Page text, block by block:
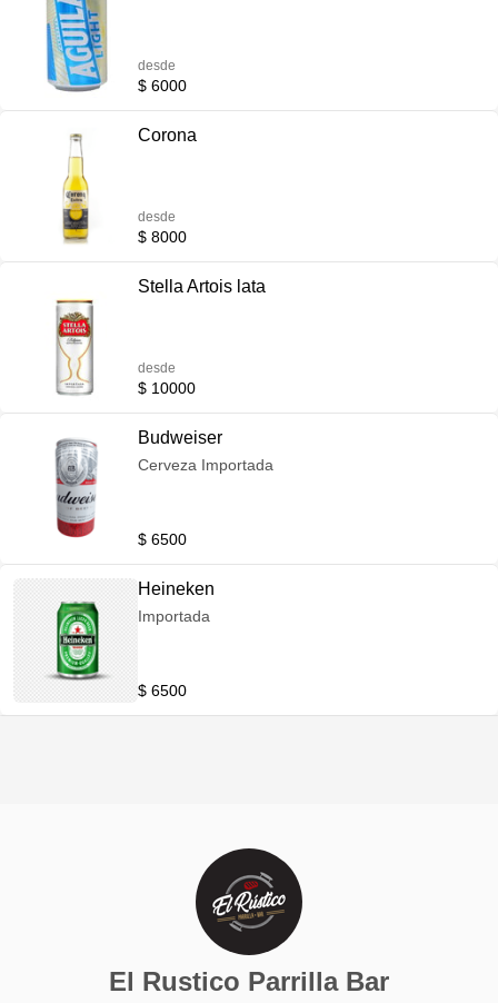
desde
$ 6000
Corona
desde
$ 8000
Stella Artois lata
desde
$ 10000
Budweiser
Cerveza Importada
$ 6500
Heineken
Importada
$ 6500
El Rustico Parrilla Bar